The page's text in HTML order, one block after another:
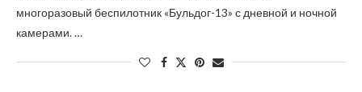
многоразовый беспилотник «Бульдог-13» с дневной и ночной
камерами. …